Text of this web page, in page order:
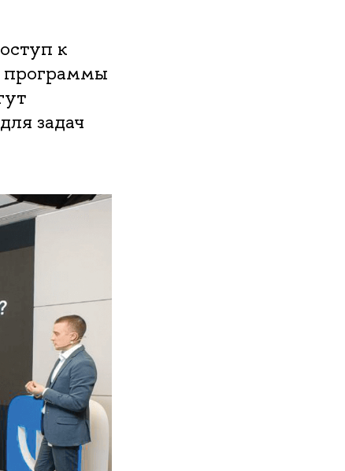
к
программы
задач